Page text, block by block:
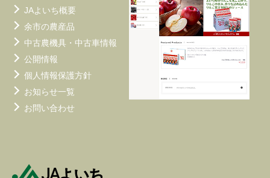
JAよいち概要
余市の農産品
中古農機具・中古車情報
公開情報
個人情報保護方針
お知らせ一覧
お問い合わせ